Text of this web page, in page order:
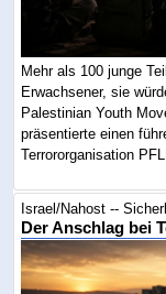
Mehr als 100 junge
Erwachsener, sie
Palestinian Youth
präsentierte einen
Terrororganisation
Israel/Nahost --
Der Anschlag bei